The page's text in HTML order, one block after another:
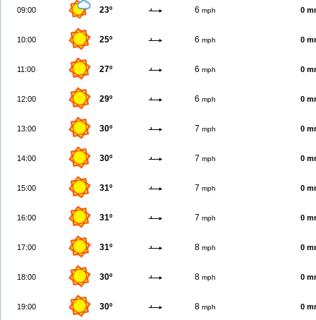
09:00 23º 6 mph 0
10:00 25º 6 mph 0
11:00 27º 6 mph 0
12:00 29º 6 mph 0
13:00 30º 7 mph 0
14:00 30º 7 mph 0
15:00 31º 7 mph 0
16:00 31º 7 mph 0
17:00 31º 8 mph 0
18:00 30º 8 mph 0
19:00 30º 8 mph 0